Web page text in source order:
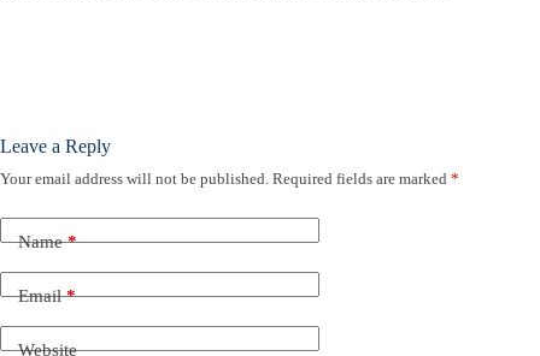
Leave a Reply
Your email address will not be published. Required fields are marked *
Name*
Email*
Website